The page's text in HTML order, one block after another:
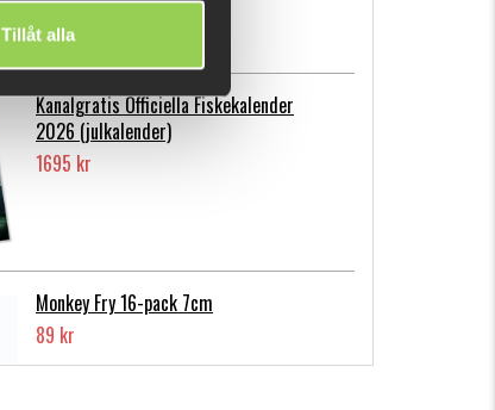
Tillåt alla
Kanalgratis Officiella Fiskekalender
2026 (julkalender)
1695 kr
Monkey Fry 16-pack 7cm
89 kr